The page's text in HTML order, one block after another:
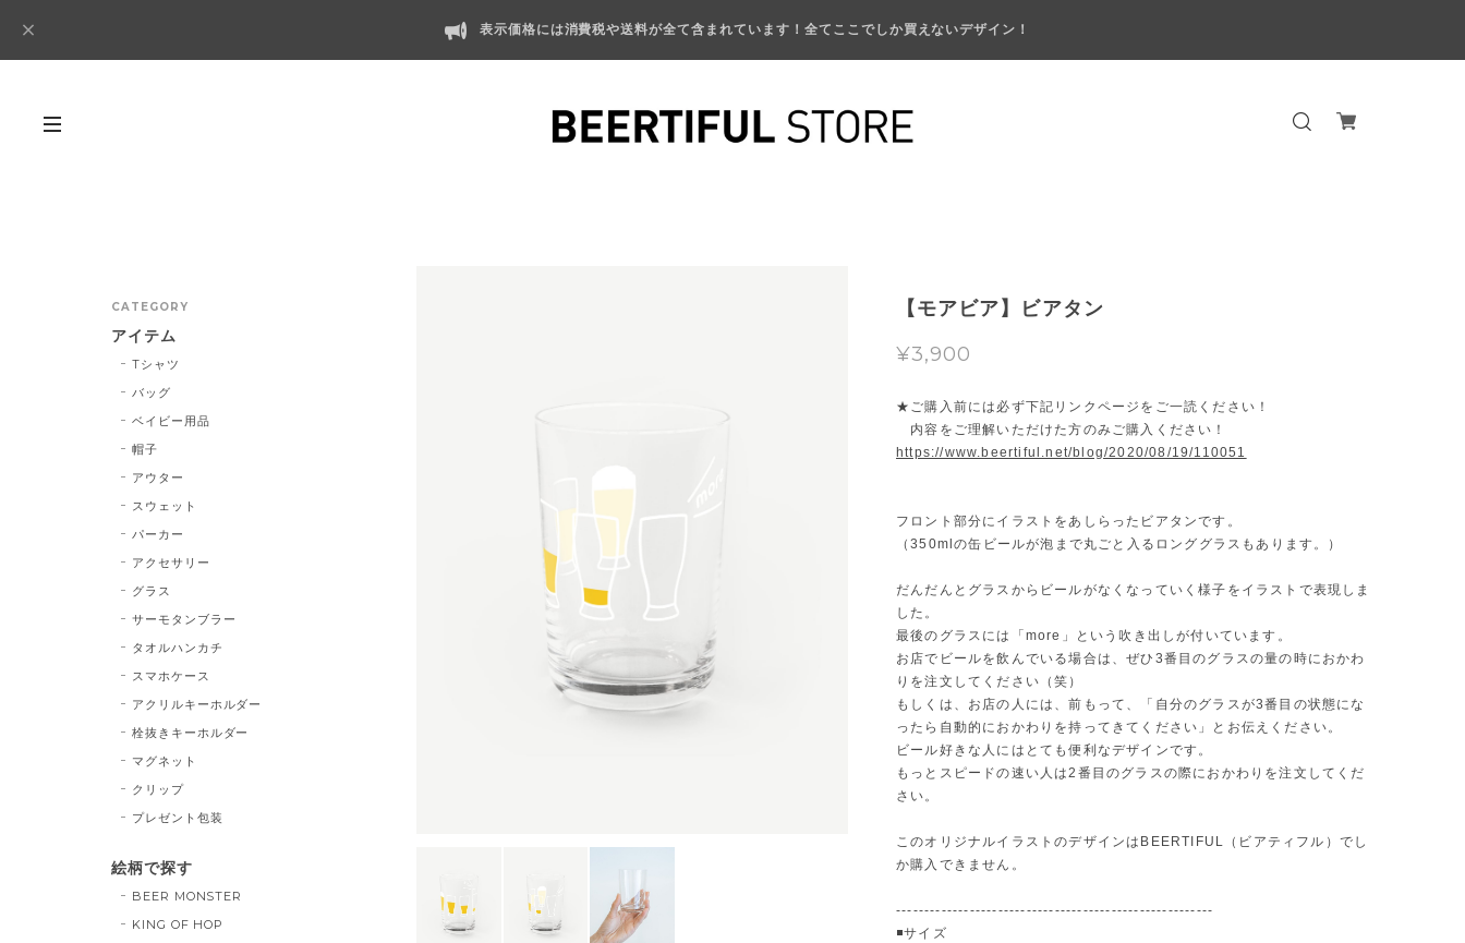
表示価格には消費税や送料が全て含まれています！全てここでしか買えないデザイン！
【モアビア】ビアタン
¥3,900
★ご購入前には必ず下記リンクページをご一読ください！
内容をご理解いただけた方のみご購入ください！
https://www.beertiful.net/blog/2020/08/19/110051
フロント部分にイラストをあしらったビアタンです。
（350mlの缶ビールが泡まで丸ごと入るロンググラスもあります。）
だんだんとグラスからビールがなくなっていく様子をイラストで表現しま
した。
最後のグラスには「more」という吹き出しが付いています。
お店でビールを飲んでいる場合は、ぜひ3番目のグラスの量の時におかわ
りを注文してください（笑）
もしくは、お店の人には、前もって、「自分のグラスが3番目の状態にな
ったら自動的におかわりを持ってきてください」とお伝えください。
ビール好きな人にはとても便利なデザインです。
もっとスピードの速い人は2番目のグラスの際におかわりを注文してくだ
さい。
このオリジナルイラストのデザインはBEERTIFUL（ビアティフル）でし
か購入できません。
--------------------------------------------------------
◾️サイズ
CATEGORY
アイテム
Tシャツ
バッグ
ベイビー用品
帽子
アウター
スウェット
パーカー
アクセサリー
グラス
サーモタンブラー
タオルハンカチ
スマホケース
アクリルキーホルダー
栓抜きキーホルダー
マグネット
クリップ
プレゼント包装
絵柄で探す
BEER MONSTER
KING OF HOP